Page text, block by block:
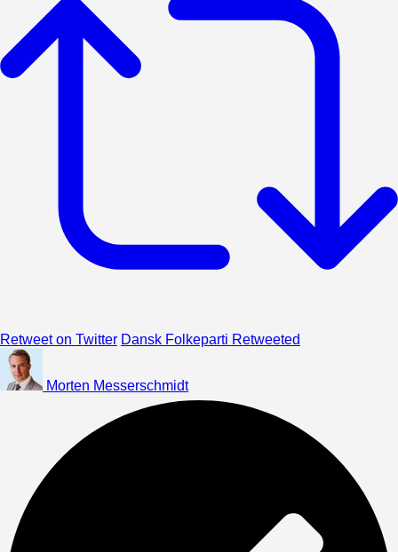
Retweet on Twitter Dansk Folkeparti Retweeted
Morten Messerschmidt